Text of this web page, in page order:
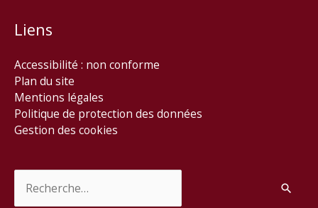
Liens
Accessibilité : non conforme
Plan du site
Mentions légales
Politique de protection des données
Gestion des cookies